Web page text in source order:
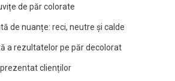
de păr colorate
de nuanțe: reci, neutre și calde
a rezultatelor pe păr decolorat
clienților